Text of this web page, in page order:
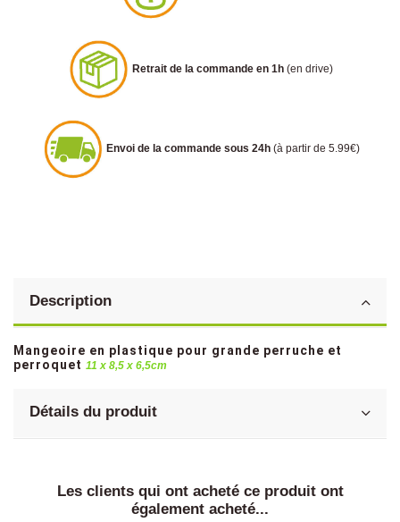
Retrait de la commande en 1h (en drive)
Envoi de la commande sous 24h (à partir de 5.99€)
Description
Mangeoire en plastique pour grande perruche et
perroquet 11 x 8,5 x 6,5cm
Détails du produit
Les clients qui ont acheté ce produit ont
également acheté...